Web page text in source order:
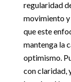
regularidad
movimiento
que este
mantenga la
optimismo.
con claridad,